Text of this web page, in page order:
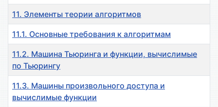
11. Элементы теории алгоритмов
11.1. Основные требования к алгоритмам
11.2. Машина Тьюринга и функции, вычислимые
по Тьюрингу
11.3. Машины произвольного доступа и
вычислимые функции